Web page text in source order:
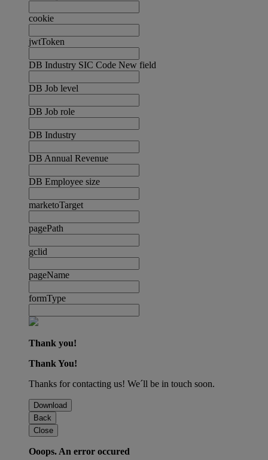
cookie
jwtToken
DB Industry SIC Code New field
DB Job level
DB Job role
DB Industry
DB Annual Revenue
DB Employee size
marketoTarget
pagePath
gclid
pageName
formType
Thank you!
Thank You!
Thanks for contacting us! We´ll be in touch soon.
Download
Back
Close
Ooops. An error occured